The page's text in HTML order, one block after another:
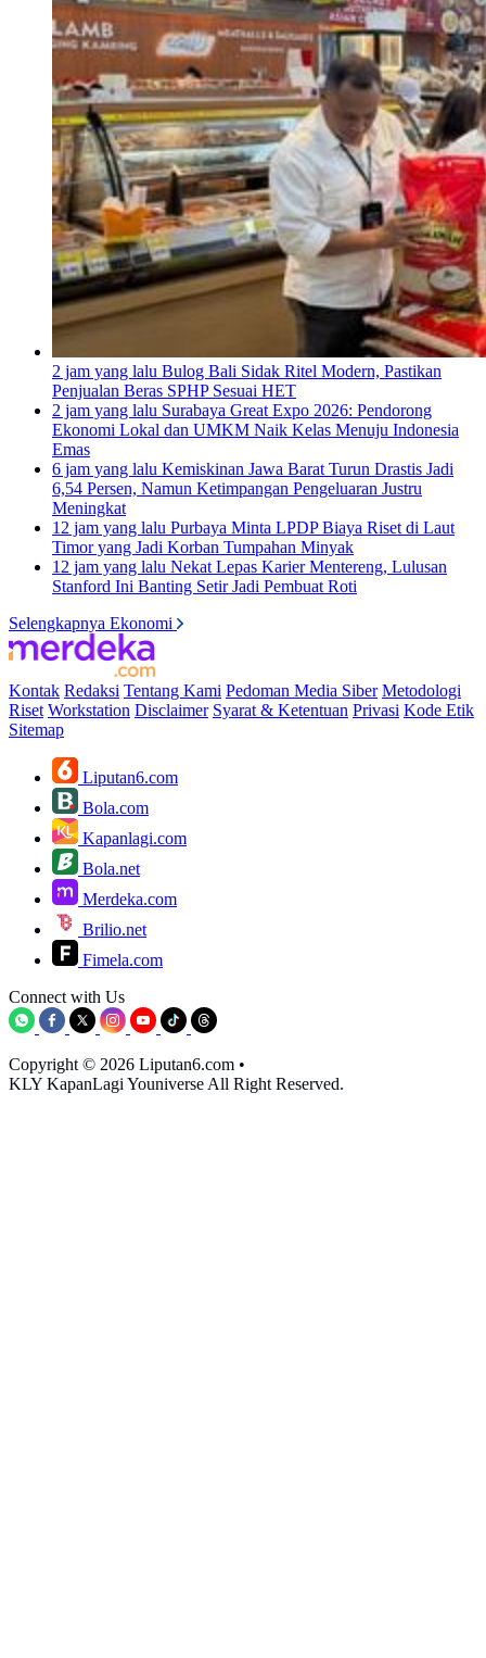
2 jam yang lalu Bulog Bali Sidak Ritel Modern, Pastikan
Penjualan Beras SPHP Sesuai HET
2 jam yang lalu Surabaya Great Expo 2026: Pendorong
Ekonomi Lokal dan UMKM Naik Kelas Menuju Indonesia
Emas
6 jam yang lalu Kemiskinan Jawa Barat Turun Drastis Jadi
6,54 Persen, Namun Ketimpangan Pengeluaran Justru
Meningkat
12 jam yang lalu Purbaya Minta LPDP Biaya Riset di Laut
Timor yang Jadi Korban Tumpahan Minyak
12 jam yang lalu Nekat Lepas Karier Mentereng, Lulusan
Stanford Ini Banting Setir Jadi Pembuat Roti
Selengkapnya Ekonomi
Kontak Redaksi Tentang Kami Pedoman Media Siber Metodologi
Riset Workstation Disclaimer Syarat & Ketentuan Privasi Kode Etik
Sitemap
Liputan6.com
Bola.com
Kapanlagi.com
Bola.net
Merdeka.com
Brilio.net
Fimela.com
Connect with Us
Copyright © 2026 Liputan6.com •
KLY KapanLagi Youniverse All Right Reserved.